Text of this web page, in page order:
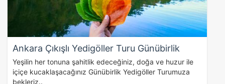
Ankara Çıkışlı Yedigöller Turu Günübirlik
Yeşilin her tonuna şahitlik edeceğiniz, doğa ve huzur ile
içiçe kucaklaşacağınız Günübirlik Yedigöller Turumuza
bekleriz..